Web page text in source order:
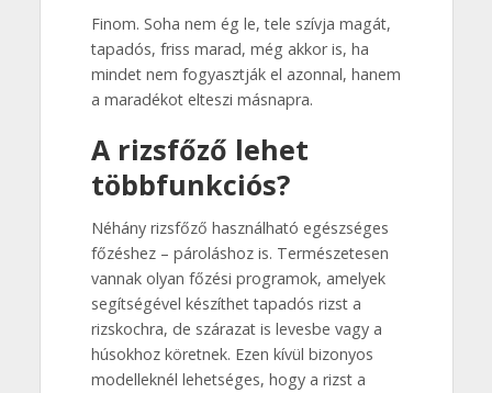
Finom. Soha nem ég le, tele szívja magát,
tapadós, friss marad, még akkor is, ha
mindet nem fogyasztják el azonnal, hanem
a maradékot elteszi másnapra.
A rizsfőző lehet
többfunkciós?
Néhány rizsfőző használható egészséges
főzéshez – pároláshoz is. Természetesen
vannak olyan főzési programok, amelyek
segítségével készíthet tapadós rizst a
rizskochra, de szárazat is levesbe vagy a
húsokhoz köretnek. Ezen kívül bizonyos
modelleknél lehetséges, hogy a rizst a